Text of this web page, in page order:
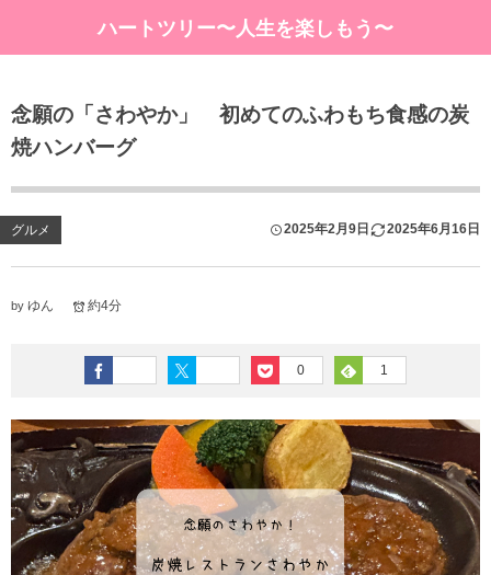
ハートツリー〜人生を楽しもう〜
念願の「さわやか」 初めてのふわもち食感の炭
焼ハンバーグ
グルメ 2025年2月9日 2025年6月16日
by ゆん 約4分
0 1